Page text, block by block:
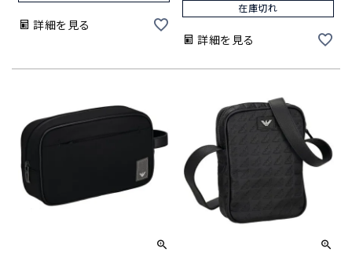
詳細を見る
在庫切れ
詳細を見る